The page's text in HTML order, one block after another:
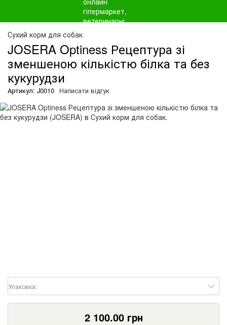
Сухий корм для собак
JOSERA Optiness Рецептура зі
зменшеною кількістю білка та без
кукурудзи
Артикул: J0010 Написати відгук
Упаковка:
2 100.00грн